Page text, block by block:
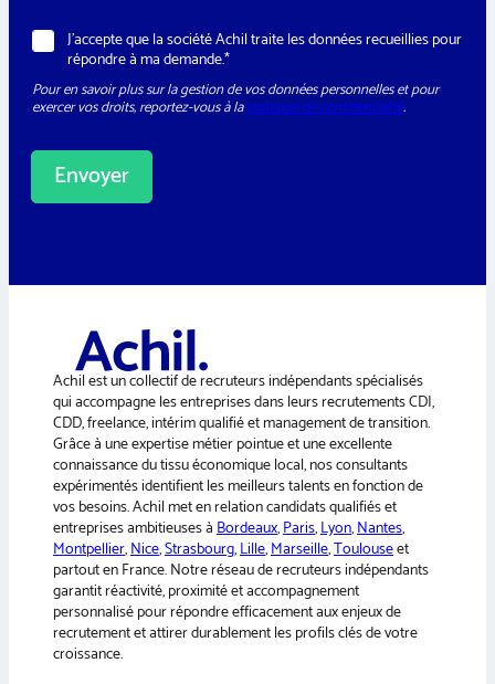
e
w
s
e
t
t
r
R
G
D
*
J’accepte que la société Achil traite les données recueillies pour
répondre à ma demande.*
Pour en savoir plus sur la gestion de vos données personnelles et pour
exercer vos droits, reportez-vous à lapolitique de confidentialité.
Envoyer
e
Achil est un collectif de recruteurs indépendants spécialisés
qui accompagne les entreprises dans leurs recrutements CDI,
CDD, freelance, intérim qualifié et management de transition.
Grâce à une expertise métier pointue et une excellente
connaissance du tissu économique local, nos consultants
expérimentés identifient les meilleurs talents en fonction de
vos besoins. Achil met en relation candidats qualifiés et
entreprises ambitieuses àBordeaux,Paris,Lyon,Nantes,
Montpellier,Nice,Strasbourg,Lille,Marseille,Toulouseet
partout en France. Notre réseau de recruteurs indépendants
garantit réactivité, proximité et accompagnement
personnalisé pour répondre efficacement aux enjeux de
recrutement et attirer durablement les profils clés de votre
croissance.